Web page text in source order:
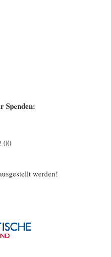
Spenden:
00
werden!